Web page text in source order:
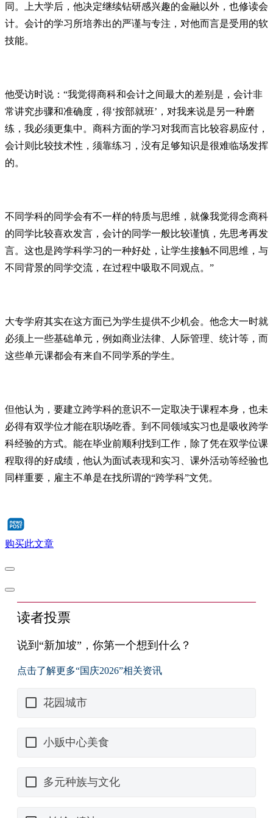
同。上大学后，他决定继续钻研感兴趣的金融以外，也修读会
计。会计的学习所培养出的严谨与专注，对他而言是受用的软
技能。
他受访时说：“我觉得商科和会计之间最大的差别是，会计非
常讲究步骤和准确度，得‘按部就班’，对我来说是另一种磨
练，我必须更集中。商科方面的学习对我而言比较容易应付，
会计则比较技术性，须靠练习，没有足够知识是很难临场发挥
的。
不同学科的同学会有不一样的特质与思维，就像我觉得念商科
的同学比较喜欢发言，会计的同学一般比较谨慎，先思考再发
言。这也是跨学科学习的一种好处，让学生接触不同思维，与
不同背景的同学交流，在过程中吸取不同观点。”
大专学府其实在这方面已为学生提供不少机会。他念大一时就
必须上一些基础单元，例如商业法律、人际管理、统计等，而
这些单元课都会有来自不同学系的学生。
但他认为，要建立跨学科的意识不一定取决于课程本身，也未
必得有双学位才能在职场吃香。到不同领域实习也是吸收跨学
科经验的方式。能在毕业前顺利找到工作，除了凭在双学位课
程取得的好成绩，他认为面试表现和实习、课外活动等经验也
同样重要，雇主不单是在找所谓的“跨学科”文凭。
购买此文章